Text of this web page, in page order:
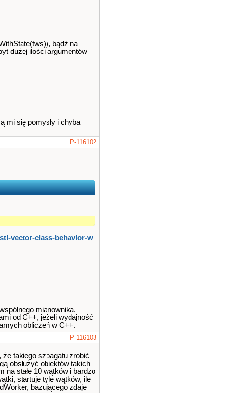
bądź na
dużej ilości argumentów
mi się pomysły i chyba
P-116102
vector-class-behavior-w​
mianownika.
od C++, jeżeli wydajność
obliczeń w C++.
P-116103
że takiego szpagatu zrobić
obsłużyć obiektów takich
na stałe 10 wątków i bardzo
startuje tyle wątków, ile
bazującego zdaje